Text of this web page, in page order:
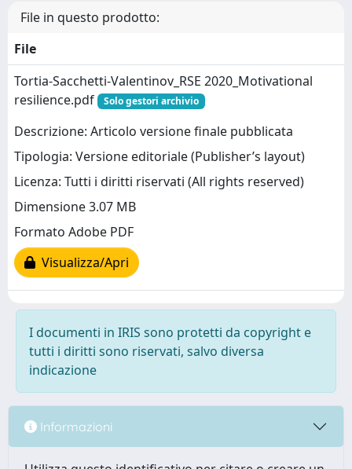
File in questo prodotto:
File
Tortia-Sacchetti-Valentinov_RSE 2020_Motivational
resilience.pdf
Solo gestori archivio
Descrizione: Articolo versione finale pubblicata
Tipologia: Versione editoriale (Publisher’s layout)
Licenza: Tutti i diritti riservati (All rights reserved)
Dimensione 3.07 MB
Formato Adobe PDF
Visualizza/Apri
I documenti in IRIS sono protetti da copyright e
tutti i diritti sono riservati, salvo diversa
indicazione
Informazioni